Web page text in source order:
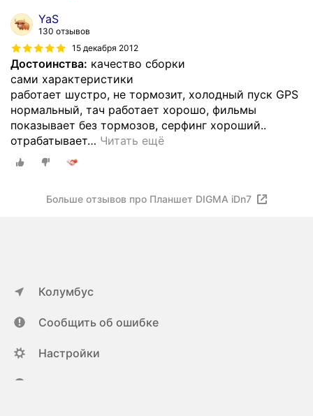
YaS
130 отзывов
15 декабря 2012
Достоинства: качество сборки
сами характеристики
работает шустро, не тормозит, холодный пуск GPS
нормальный, тач работает хорошо, фильмы
показывает без тормозов, серфинг хороший..
отрабатывает… Читать ещё
Больше отзывов про Планшет DIGMA iDn7
Колумбус
Сообщить об ошибке
Настройки